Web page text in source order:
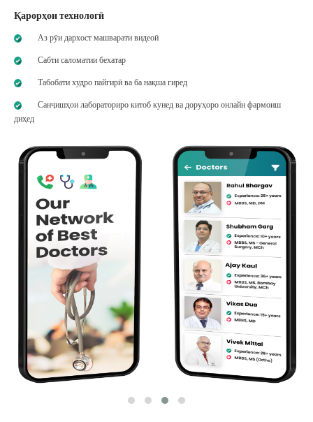
Қарорҳои технологӣ
Аз рӯи дархост машварати видеоӣ
Сабти саломатии бехатар
Табобати худро пайгирӣ ва ба нақша гиред
Санҷишҳои лабораториро китоб кунед ва доруҳоро онлайн фармоиш
диҳед